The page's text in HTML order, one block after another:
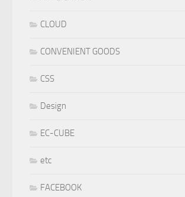
CLOUD
CONVENIENT GOODS
CSS
Design
EC-CUBE
etc
FACEBOOK